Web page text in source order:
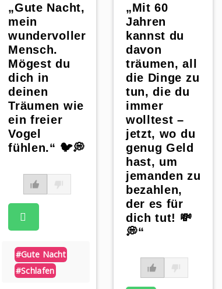
„Gute Nacht,
mein
wundervoller
Mensch.
Mögest du
dich in
deinen
Träumen wie
ein freier
Vogel
fühlen.“ 🐦💭
#gute Nacht
#schlafen
„Mit 60
Jahren
kannst du
davon
träumen, all
die Dinge zu
tun, die du
immer
wolltest –
jetzt, wo du
genug Geld
hast, um
jemanden zu
bezahlen,
der es für
dich tut! 💸
💭“